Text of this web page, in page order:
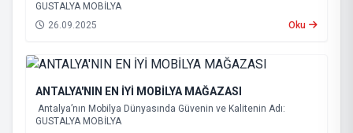
GUSTALYA MOBİLYA
26.09.2025
Oku
ANTALYA'NIN EN İYİ MOBİLYA MAĞAZASI
Antalya’nın Mobilya Dünyasında Güvenin ve Kalitenin Adı:
GUSTALYA MOBİLYA